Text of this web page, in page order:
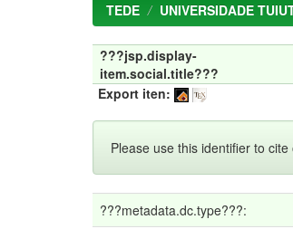
TEDE UNIVERSIDADE
???jsp.display-
item.social.title???
Export iten:
Please use this identifier to
???metadata.dc.type???: